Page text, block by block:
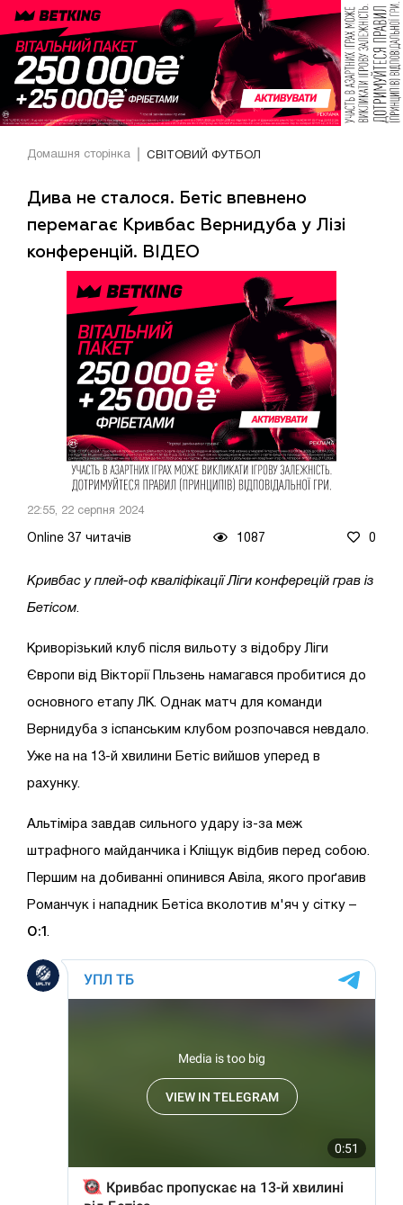
Домашня сторінка СВІТОВИЙ ФУТБОЛ
Дива не сталося. Бетіс впевнено
перемагає Кривбас Вернидуба у Лізі
конференцій. ВІДЕО
22:55, 22 серпня 2024
Online 37 читачів 1087 0
Кривбас у плей-оф кваліфікації Ліги конферецій грав із
Бетісом
Криворізький клуб після вильоту з відобру Ліги
Європи від Вікторії Пльзень намагався пробитися до
основного етапу ЛК. Однак матч для команди
Вернидуба з іспанським клубом розпочався невдало.
Уже на на 13-й хвилини Бетіс вийшов уперед в
рахунку.
Альтіміра завдав сильного удару із-за меж
штрафного майданчика і Кліщук відбив перед собою.
Першим на добиванні опинився Авіла, якого проґавив
Романчук і нападник Бетіса вколотив м'яч у сітку –
0:1